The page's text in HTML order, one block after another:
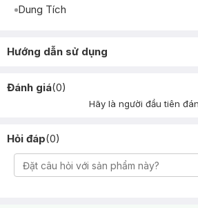
Dung Tích
Hướng dẫn sử dụng
Đánh giá(0)
Hãy là người đầu tiên
Hỏi đáp(0)